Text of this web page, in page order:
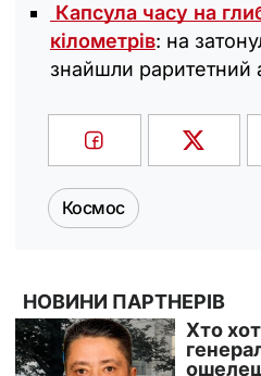
Капсула часу на
кілометрів: на
знайшли раритетний
Космос